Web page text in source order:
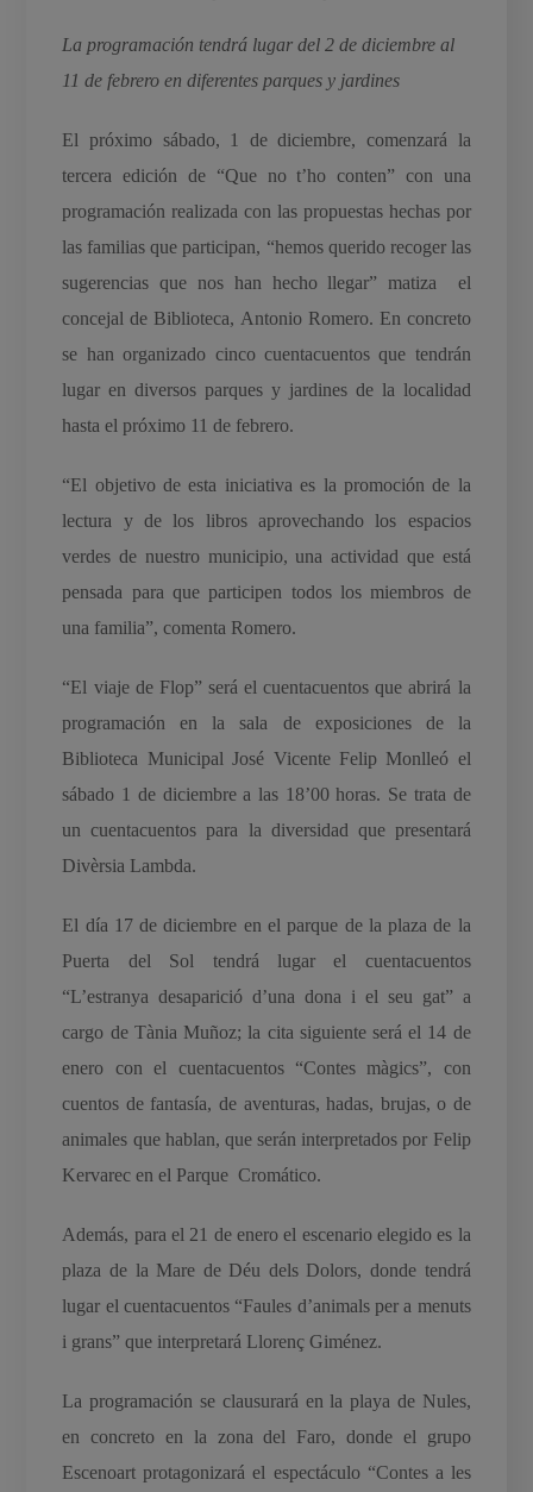
La programación tendrá lugar del 2 de diciembre al
11 de febrero en diferentes parques y jardines
El próximo sábado, 1 de diciembre, comenzará la
tercera edición de “Que no t’ho conten” con una
programación realizada con las propuestas hechas por
las familias que participan, “hemos querido recoger las
sugerencias que nos han hecho llegar” matiza el
concejal de Biblioteca, Antonio Romero. En concreto
se han organizado cinco cuentacuentos que tendrán
lugar en diversos parques y jardines de la localidad
hasta el próximo 11 de febrero.
“El objetivo de esta iniciativa es la promoción de la
lectura y de los libros aprovechando los espacios
verdes de nuestro municipio, una actividad que está
pensada para que participen todos los miembros de
una familia”, comenta Romero.
“El viaje de Flop” será el cuentacuentos que abrirá la
programación en la sala de exposiciones de la
Biblioteca Municipal José Vicente Felip Monlleó el
sábado 1 de diciembre a las 18’00 horas. Se trata de
un cuentacuentos para la diversidad que presentará
Divèrsia Lambda.
El día 17 de diciembre en el parque de la plaza de la
Puerta del Sol tendrá lugar el cuentacuentos
“L’estranya desaparició d’una dona i el seu gat” a
cargo de Tània Muñoz; la cita siguiente será el 14 de
enero con el cuentacuentos “Contes màgics”, con
cuentos de fantasía, de aventuras, hadas, brujas, o de
animales que hablan, que serán interpretados por Felip
Kervarec en el Parque Cromático.
Además, para el 21 de enero el escenario elegido es la
plaza de la Mare de Déu dels Dolors, donde tendrá
lugar el cuentacuentos “Faules d’animals per a menuts
i grans” que interpretará Llorenç Giménez.
La programación se clausurará en la playa de Nules,
en concreto en la zona del Faro, donde el grupo
Escenoart protagonizará el espectáculo “Contes a les